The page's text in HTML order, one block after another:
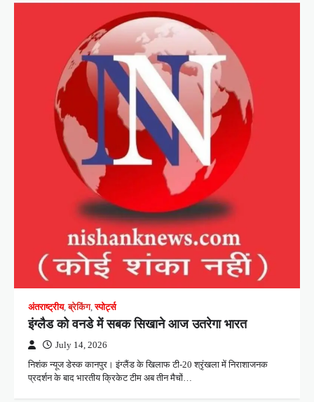
अंतराष्ट्रीय,ब्रेकिंग,स्पोर्ट्स
इंग्लैड को वनडे में सबक सिखाने आज उतरेगा भारत
July 14, 2026
निशंक न्यूज डेस्क कानपुर। इंग्लैंड के खिलाफ टी-20 श्रृंखला में निराशाजनक
प्रदर्शन के बाद भारतीय क्रिकेट टीम अब तीन मैचों…